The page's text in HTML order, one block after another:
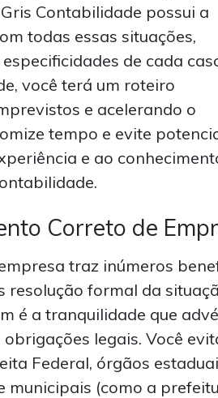
Contabilidade possui a
todas essas situações,
de cada
você terá um roteiro
e acelerando o
tempo e evite
e ao
Correto de
traz inúmeros
resolução formal da
é a tranquilidade que
legais. Você
Federal, órgãos
municipais (como a